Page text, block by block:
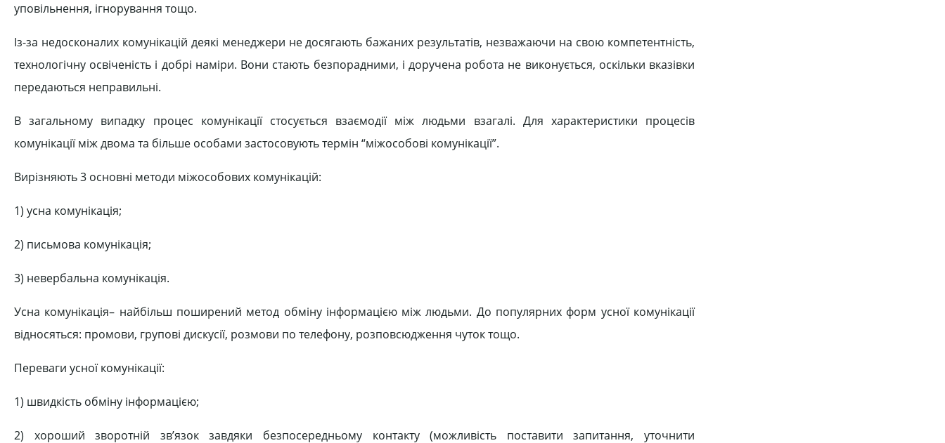
уповільнення, ігнорування тощо.
Із-за недосконалих комунікацій деякі менеджери не досягають бажаних результатів, незважаючи на свою компетентність,
технологічну освіченість і добрі наміри. Вони стають безпорадними, і доручена робота не виконується, оскільки вказівки
передаються неправильні.
В загальному випадку процес комунікації стосується взаємодії між людьми взагалі. Для характеристики процесів
комунікації між двома та більше особами застосовують термін “міжособові комунікації”.
Вирізняють 3 основні методи міжособових комунікацій:
1) усна комунікація;
2) письмова комунікація;
3) невербальна комунікація.
Усна комунікація– найбільш поширений метод обміну інформацією між людьми. До популярних форм усної комунікації
відносяться: промови, групові дискусії, розмови по телефону, розповсюдження чуток тощо.
Переваги усної комунікації:
1) швидкість обміну інформацією;
2) хороший зворотній зв’язок завдяки безпосередньому контакту (можливість поставити запитання, уточнити